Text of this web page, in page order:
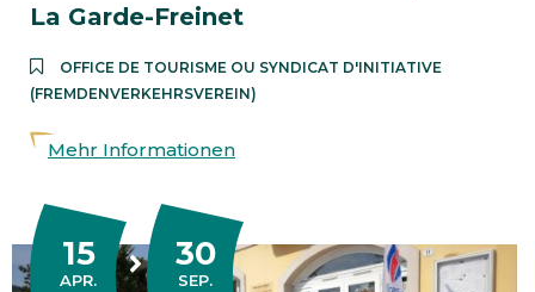
La Garde-Freinet
OFFICE DE TOURISME OU SYNDICAT D'INITIATIVE
(FREMDENVERKEHRSVEREIN)
Mehr Informationen
DU 15
APR. APRIL
AU 30
SEP. SEPTEMBER